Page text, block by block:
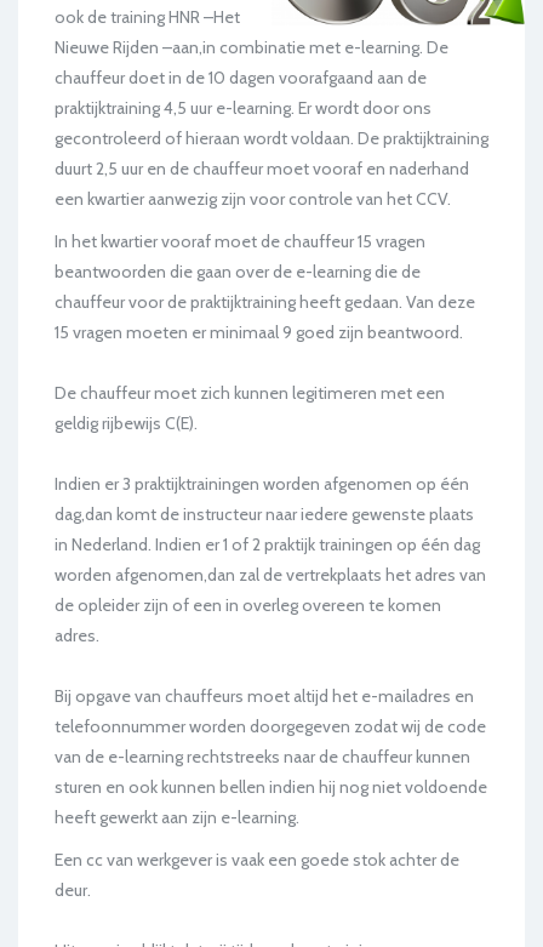
ook de training HNR –Het
Nieuwe Rijden –aan,in combinatie met e-learning. De
chauffeur doet in de 10 dagen voorafgaand aan de
praktijktraining 4,5 uur e-learning. Er wordt door ons
gecontroleerd of hieraan wordt voldaan. De praktijktraining
duurt 2,5 uur en de chauffeur moet vooraf en naderhand
een kwartier aanwezig zijn voor controle van het CCV.
In het kwartier vooraf moet de chauffeur 15 vragen
beantwoorden die gaan over de e-learning die de
chauffeur voor de praktijktraining heeft gedaan. Van deze
15 vragen moeten er minimaal 9 goed zijn beantwoord.
De chauffeur moet zich kunnen legitimeren met een
geldig rijbewijs C(E).
Indien er 3 praktijktrainingen worden afgenomen op één
dag,dan komt de instructeur naar iedere gewenste plaats
in Nederland. Indien er 1 of 2 praktijk trainingen op één dag
worden afgenomen,dan zal de vertrekplaats het adres van
de opleider zijn of een in overleg overeen te komen
adres.
Bij opgave van chauffeurs moet altijd het e-mailadres en
telefoonnummer worden doorgegeven zodat wij de code
van de e-learning rechtstreeks naar de chauffeur kunnen
sturen en ook kunnen bellen indien hij nog niet voldoende
heeft gewerkt aan zijn e-learning.
Een cc van werkgever is vaak een goede stok achter de
deur.